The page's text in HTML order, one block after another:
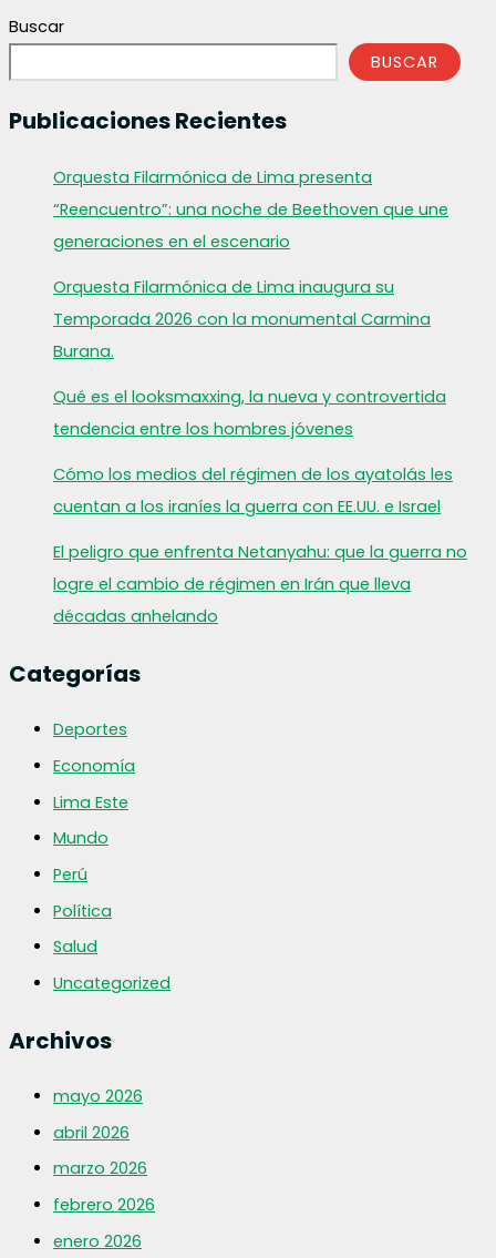
Buscar
BUSCAR
Publicaciones Recientes
Orquesta Filarmónica de Lima presenta
“Reencuentro”: una noche de Beethoven que une
generaciones en el escenario
Orquesta Filarmónica de Lima inaugura su
Temporada 2026 con la monumental Carmina
Burana.
Qué es el looksmaxxing, la nueva y controvertida
tendencia entre los hombres jóvenes
Cómo los medios del régimen de los ayatolás les
cuentan a los iraníes la guerra con EE.UU. e Israel
El peligro que enfrenta Netanyahu: que la guerra no
logre el cambio de régimen en Irán que lleva
décadas anhelando
Categorías
Deportes
Economía
Lima Este
Mundo
Perú
Política
Salud
Uncategorized
Archivos
mayo 2026
abril 2026
marzo 2026
febrero 2026
enero 2026